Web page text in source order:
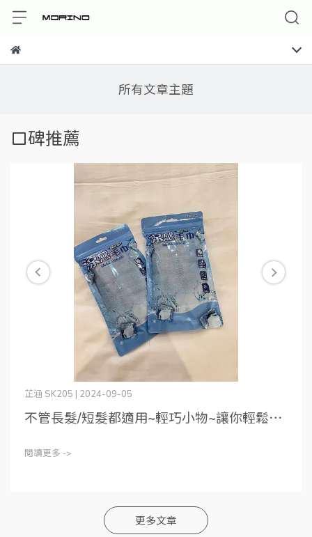
所有文章主題
口碑推薦
芷涵 SK205 | 2024-09-05
不管長髮/短髮都適用~輕巧小物~讓你輕鬆⋯
閱讀更多 ->
更多文章